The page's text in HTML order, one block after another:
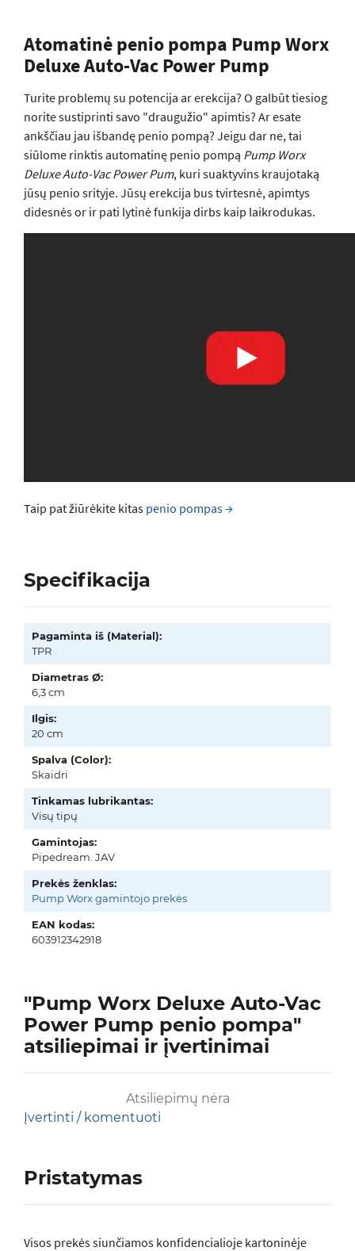
Atomatinė penio pompa Pump Worx
Deluxe Auto-Vac Power Pump
Turite problemų su potencija ar erekcija? O galbūt tiesiog
norite sustiprinti savo "draugužio" apimtis? Ar esate
ankščiau jau išbandę penio pompą? Jeigu dar ne, tai
siūlome rinktis automatinę penio pompą Pump Worx
Deluxe Auto-Vac Power Pum, kuri suaktyvins kraujotaką
jūsų penio srityje. Jūsų erekcija bus tvirtesnė, apimtys
didesnės or ir pati lytinė funkija dirbs kaip laikrodukas.
Taip pat žiūrėkite kitas penio pompas →
Specifikacija
Pagaminta iš (Material):
TPR
Diametras Ø:
6,3 cm
Ilgis:
20 cm
Spalva (Color):
Skaidri
Tinkamas lubrikantas:
Visų tipų
Gamintojas:
Pipedream. JAV
Prekės ženklas:
Pump Worx gamintojo prekės
EAN kodas:
603912342918
"Pump Worx Deluxe Auto-Vac
Power Pump penio pompa"
atsiliepimai ir įvertinimai
Atsiliepimų nėra
Įvertinti / komentuoti
Pristatymas
Visos prеkės siunčiamos konfidencialioje kartoninėje